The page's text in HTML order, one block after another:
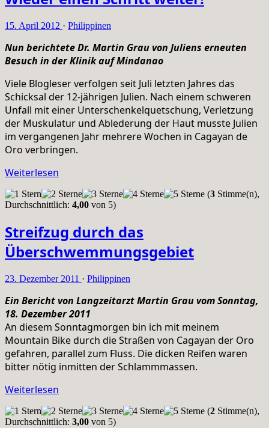
15. April 2012 · Philippinen
Nun berichtete Dr. Martin Grau von Juliens erneuten
Besuch in der Klinik auf Mindanao
Viele Blogleser verfolgen seit Juli letzten Jahres das
Schicksal der 12-jährigen Julien. Nach einem schweren
Unfall mit einer Unterschenkelquetschung, Verletzung
der Muskulatur und Ablederung der Haut musste Julien
im vergangenen Jahr mehrere Wochen in Cagayan de
Oro verbringen.
Weiterlesen
(3 Stimme(n),
Durchschnittlich: 4,00 von 5)
Streifzug durch das
Überschwemmungsgebiet
23. Dezember 2011 · Philippinen
Ein Bericht von Langzeitarzt Martin Grau vom Sonntag,
18. Dezember 2011
An diesem Sonntagmorgen bin ich mit meinem
Mountain Bike durch die Straßen von Cagayan der Oro
gefahren, parallel zum Fluss. Die dicken Reifen waren
bitter nötig inmitten der Schlammmassen.
Weiterlesen
(2 Stimme(n),
Durchschnittlich: 3,00 von 5)